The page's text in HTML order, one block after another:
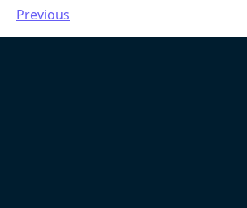
Previous